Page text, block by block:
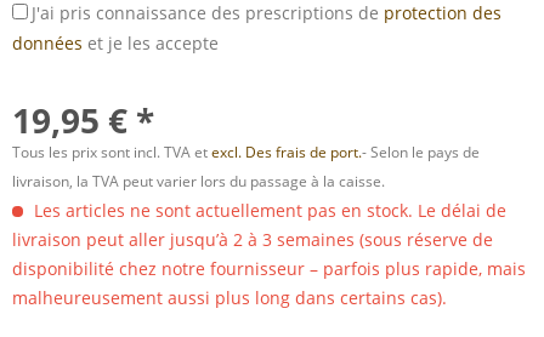
J'ai pris connaissance des prescriptions de protection des
données et je les accepte
19,95 € *
Tous les prix sont incl. TVA etexcl. Des frais de port.- Selon le pays de
livraison, la TVA peut varier lors du passage à la caisse.
Les articles ne sont actuellement pas en stock. Le délai de
livraison peut aller jusqu’à 2 à 3 semaines (sous réserve de
disponibilité chez notre fournisseur – parfois plus rapide, mais
malheureusement aussi plus long dans certains cas).